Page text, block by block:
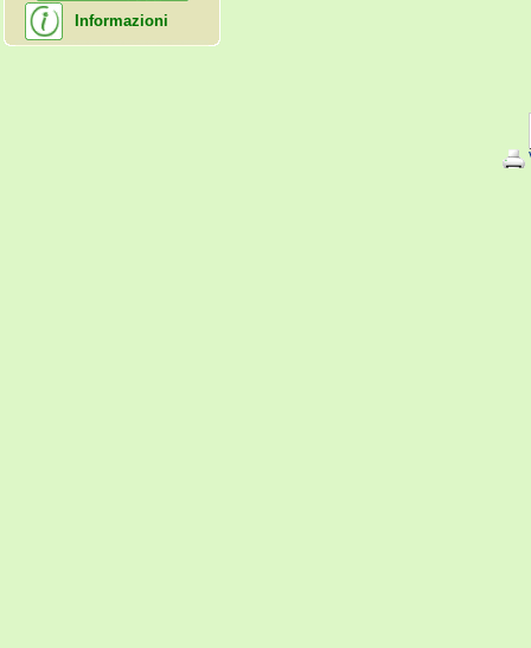
Informazioni